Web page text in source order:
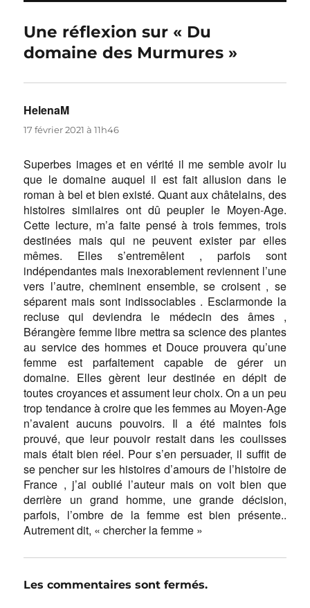
Une réflexion sur « Du
domaine des Murmures »
HelenaM
17 février 2021 à 11h46
Superbes images et en vérité il me semble avoir lu
que le domaine auquel il est fait allusion dans le
roman à bel et bien existé. Quant aux châtelains, des
histoires similaires ont dû peupler le Moyen-Age.
Cette lecture, m’a faite pensé à trois femmes, trois
destinées mais qui ne peuvent exister par elles
mêmes. Elles s’entremêlent , parfois sont
indépendantes mais inexorablement reviennent l’une
vers l’autre, cheminent ensemble, se croisent , se
séparent mais sont indissociables . Esclarmonde la
recluse qui deviendra le médecin des âmes ,
Bérangère femme libre mettra sa science des plantes
au service des hommes et Douce prouvera qu’une
femme est parfaitement capable de gérer un
domaine. Elles gèrent leur destinée en dépit de
toutes croyances et assument leur choix. On a un peu
trop tendance à croire que les femmes au Moyen-Age
n’avaient aucuns pouvoirs. Il a été maintes fois
prouvé, que leur pouvoir restait dans les coulisses
mais était bien réel. Pour s’en persuader, il suffit de
se pencher sur les histoires d’amours de l’histoire de
France , j’ai oublié l’auteur mais on voit bien que
derrière un grand homme, une grande décision,
parfois, l’ombre de la femme est bien présente..
Autrement dit, « chercher la femme »
Les commentaires sont fermés.